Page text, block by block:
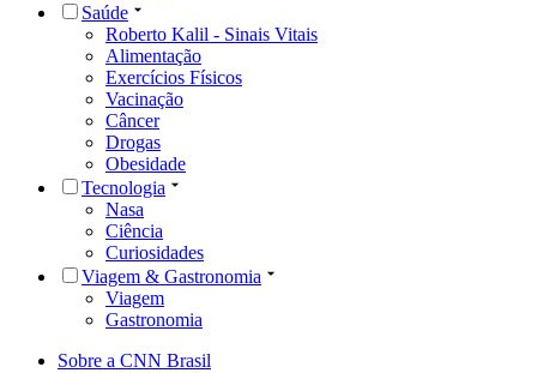
Saúde
Roberto Kalil - Sinais Vitais
Alimentação
Exercícios Físicos
Vacinação
Câncer
Drogas
Obesidade
Tecnologia
Nasa
Ciência
Curiosidades
Viagem & Gastronomia
Viagem
Gastronomia
Sobre a CNN Brasil